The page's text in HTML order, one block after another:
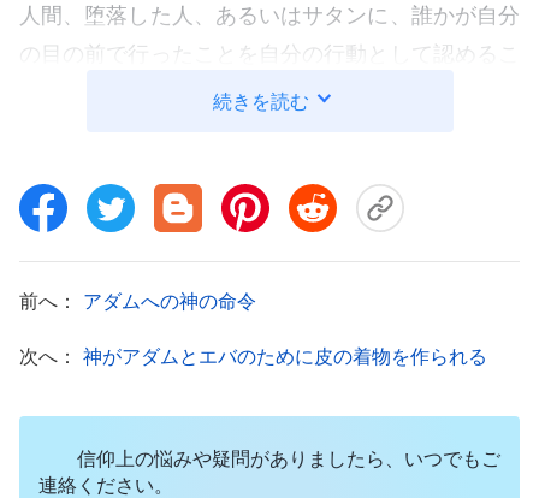
人間、堕落した人、あるいはサタンに、誰かが自分
の目の前で行ったことを自分の行動として認めるこ
とができるでしょうか。もちろんできません。きっ
しょう。もしあのときアダムと一緒にいたのが堕落
明するために、アダムのしたことをすべて否定した
る。君はトムと名付けたが、わたしはハリーと呼ぶ
続きを読む
前へ： アダムへの神の命令
次へ： 神がアダムとエバのために皮の着物を作られる
信仰上の悩みや疑問がありましたら、いつでもご
連絡ください。